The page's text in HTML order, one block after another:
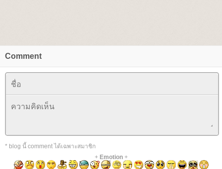
Comment
* blog นี้ comment ได้เฉพาะสมาชิก
+ Emotion+